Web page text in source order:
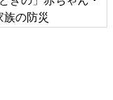
族の防災